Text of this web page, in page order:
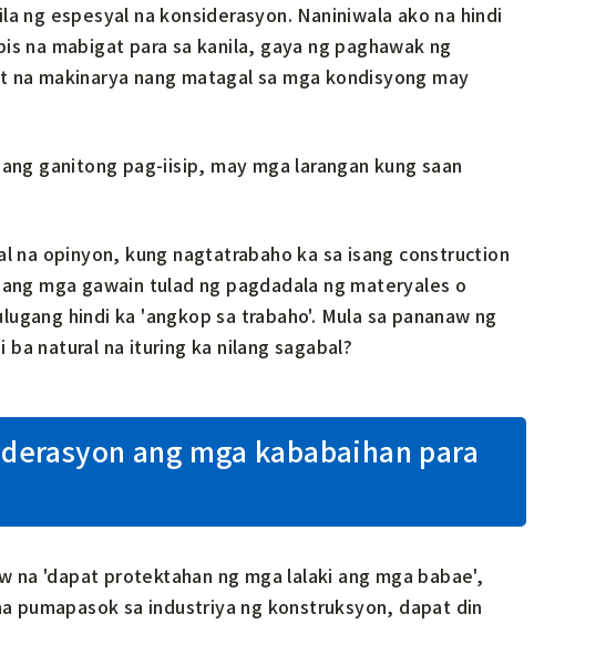
ng espesyal na konsiderasyon. Naniniwala ako na hindi
na mabigat para sa kanila, gaya ng paghawak ng
makinarya nang matagal sa mga kondisyong may
ganitong pag-iisip, may mga larangan kung saan
na opinyon, kung nagtatrabaho ka sa isang construction
mga gawain tulad ng pagdadala ng materyales o
hindi ka 'angkop sa trabaho'. Mula sa pananaw ng
natural na ituring ka nilang sagabal?
ang mga kababaihan para
na 'dapat protektahan ng mga lalaki ang mga babae',
pumapasok sa industriya ng konstruksyon, dapat din